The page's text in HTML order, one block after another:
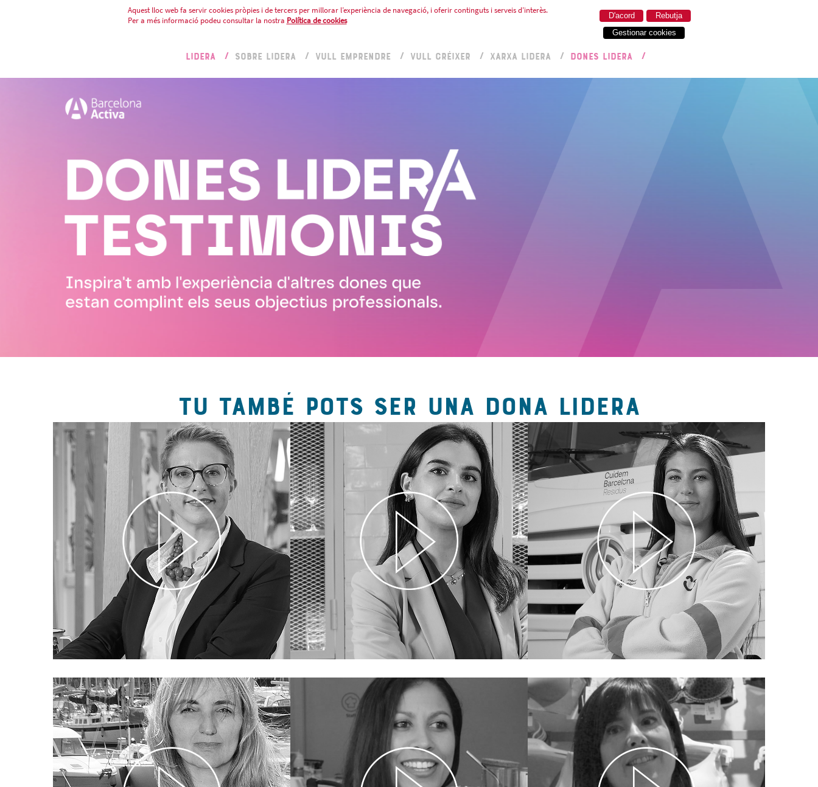
Aquest lloc web fa servir cookies pròpies i de tercers per millorar l’experiència de navegació, i oferir continguts i serveis d’interès.
Per a més informació podeu consultar la nostra Política de cookies Rebutja
D'acord
Gestionar cookies
LIDERA SOBRE LIDERA VULL EMPRENDRE VULL CRÉIXER XARXA LIDERA DONES LIDERA
TU TAMBÉ POTS SER UNA DONA LIDERA